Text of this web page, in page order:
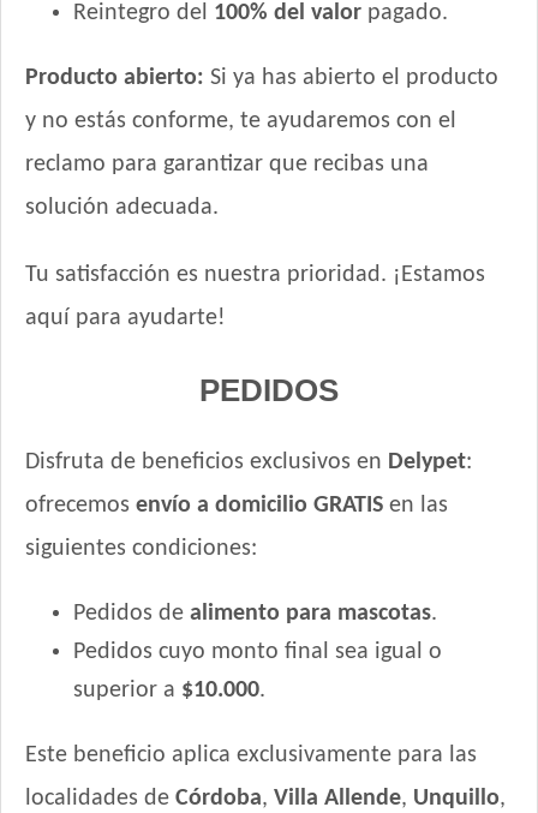
Reintegro del 100% del valor pagado.
Producto abierto: Si ya has abierto el producto
y no estás conforme, te ayudaremos con el
reclamo para garantizar que recibas una
solución adecuada.
Tu satisfacción es nuestra prioridad. ¡Estamos
aquí para ayudarte!
PEDIDOS
Disfruta de beneficios exclusivos en Delypet:
ofrecemos envío a domicilio GRATIS en las
siguientes condiciones:
Pedidos de alimento para mascotas.
Pedidos cuyo monto final sea igual o
superior a $10.000.
Este beneficio aplica exclusivamente para las
localidades de Córdoba, Villa Allende, Unquillo,